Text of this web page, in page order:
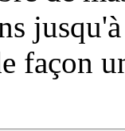
façon